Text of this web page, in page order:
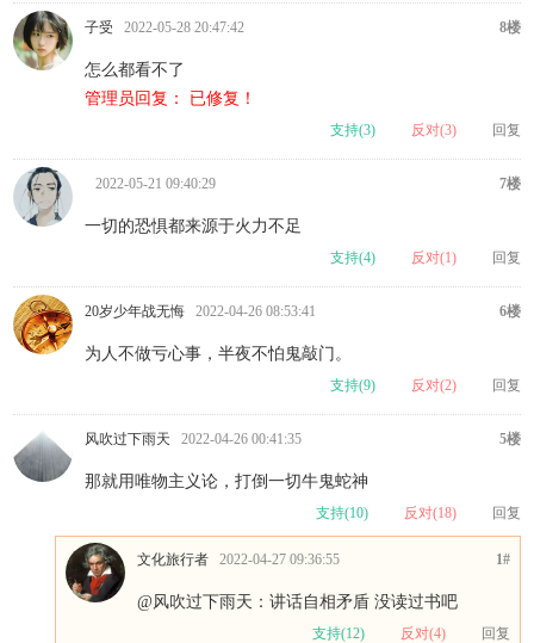
8楼
子受 2022-05-28 20:47:42
怎么都看不了
管理员回复： 已修复！
支持(3) 反对(3) 回复
7楼
2022-05-21 09:40:29
一切的恐惧都来源于火力不足
支持(4) 反对(1) 回复
6楼
20岁少年战无悔 2022-04-26 08:53:41
为人不做亏心事，半夜不怕鬼敲门。
支持(9) 反对(2) 回复
5楼
风吹过下雨天 2022-04-26 00:41:35
那就用唯物主义论，打倒一切牛鬼蛇神
支持(10) 反对(18) 回复
1#
文化旅行者 2022-04-27 09:36:55
@风吹过下雨天 ：讲话自相矛盾 没读过书吧
支持(12) 反对(4) 回复